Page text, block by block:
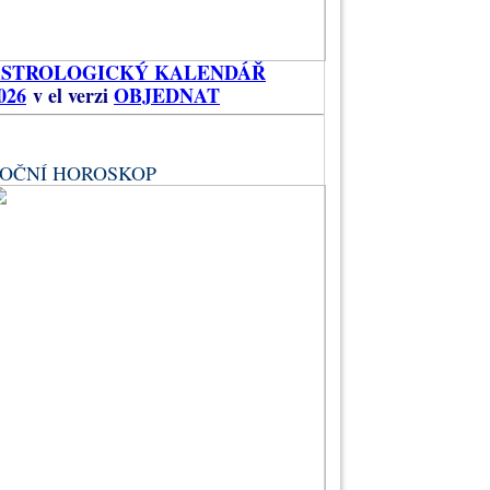
KALENDÁŘ
v el verziOBJEDNAT
HOROSKOP